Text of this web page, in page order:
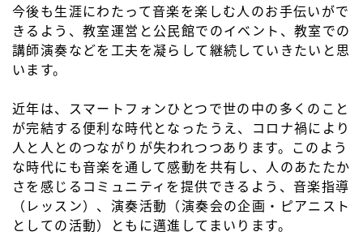
今後も生涯にわたって音楽を楽しむ人のお手伝いがで
きるよう、教室運営と公民館でのイベント、教室での
講師演奏などを工夫を凝らして継続していきたいと思
います。
近年は、スマートフォンひとつで世の中の多くのこと
が完結する便利な時代となったうえ、コロナ禍により
人と人とのつながりが失われつつあります。このよう
な時代にも音楽を通して感動を共有し、人のあたたか
さを感じるコミュニティを提供できるよう、音楽指導
（レッスン）、演奏活動（演奏会の企画・ピアニスト
としての活動）ともに邁進してまいります。